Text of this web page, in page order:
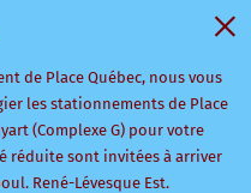
de Place Québec, nous vous
les stationnements de Place
(Complexe G) pour votre
réduite sont invitées à arriver
René-Lévesque Est.